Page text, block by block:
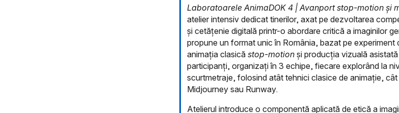
Laboratoarele AnimaDOK 4 | Avanport stop-motion și
atelier intensiv dedicat tinerilor, axat pe dezvoltarea
și cetățenie digitală printr-o abordare critică a imaginilor
propune un format unic în România, bazat pe experiment
animația clasică stop-motion și producția vizuală
participanți, organizați în 3 echipe, fiecare explorând la
scurtmetraje, folosind atât tehnici clasice de animație,
Midjourney sau Runway.
Atelierul introduce o componentă aplicată de etică a